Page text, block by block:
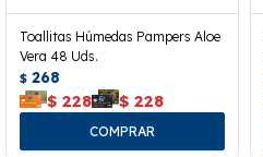
Toallitas Húmedas Pampers Aloe
Vera 48 Uds.
$ 268
$ 228 $ 228